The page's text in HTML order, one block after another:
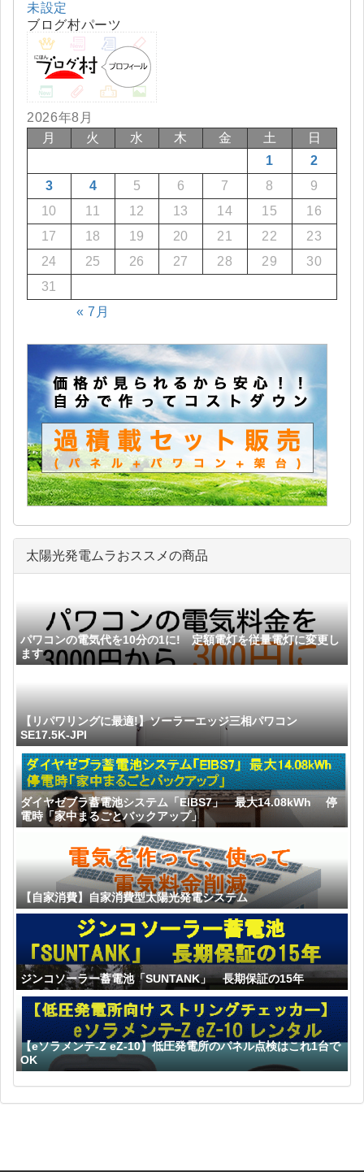
未設定
ブログ村パーツ
2026年8月
月
火 水 木 金 土 日
« 7月
1
2
3
4 5 6 7 8
9
10
11 12 13 14 15
16
17
18 19 20 21 22
23
24
25 26 27 28 29
30
31
太陽光発電ムラおススメの商品
パワコンの電気代を10分の1に! 定額電灯を従量電灯に変更し
ます
【リパワリングに最適!】ソーラーエッジ三相パワコン
SE17.5K-JPI
ダイヤゼブラ蓄電池システム「EIBS7」 最大14.08kWh 停
電時「家中まるごとバックアップ」
【自家消費】自家消費型太陽光発電システム
ジンコソーラー蓄電池「SUNTANK」 長期保証の15年
【eソラメンテ-Z eZ-10】低圧発電所のパネル点検はこれ1台で
OK